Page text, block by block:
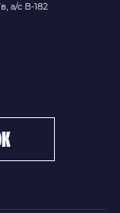
а/с В-182